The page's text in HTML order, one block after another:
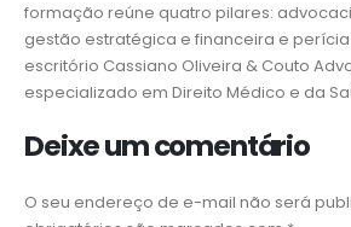
formação reúne quatro pilares:
gestão estratégica e financeira e perícia
escritório Cassiano Oliveira & Couto
especializado em Direito Médico e da
Deixe um comentário
O seu endereço de e-mail não será